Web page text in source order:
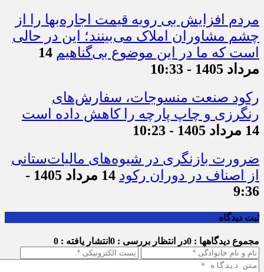
مردم افزایش بی رویه قیمت اجاره‌بها را از
چشم مشاوران املاک می‌بینند؛ این در حالی
است که ما در این موضوع بی‌گناهیم 14
مرداد 1405 - 10:33
رکود صنعت منسوجات، سفارش‌های
رنگرزی و چاپ پارچه را کاهش داده است
14 مرداد 1405 - 10:23
ضرورت بازنگری در شیوه‌های مالیات‌ستانی
از اصناف در دوران رکود
14 مرداد 1405 -
9:36
ثبت دیدگاه
مجموع دیدگاهها : 0 در انتظار بررسی : 0 انتشار یافته : 0